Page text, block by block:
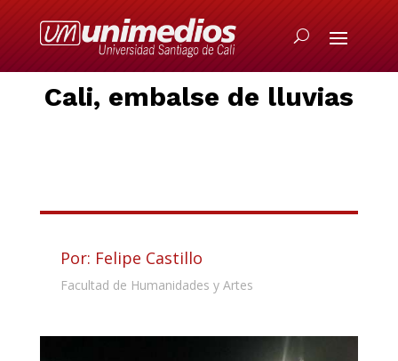
Cali, embalse de lluvias
Por: Felipe Castillo
Facultad de Humanidades y Artes